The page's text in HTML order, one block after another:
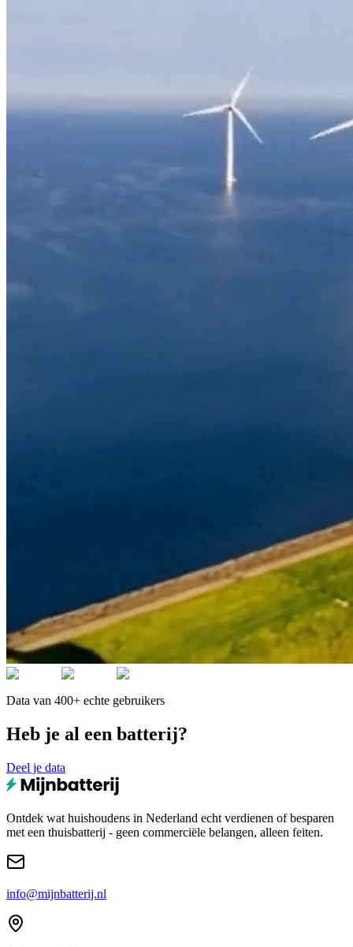
Data van 400+ echte gebruikers
Heb je al een batterij?
Deel je data
Ontdek wat huishoudens in Nederland echt verdienen of besparen
met een thuisbatterij - geen commerciële belangen, alleen feiten.
info@mijnbatterij.nl